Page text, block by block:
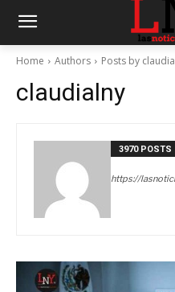
Home Authors Posts by
claudialny
3970 POSTS
https://